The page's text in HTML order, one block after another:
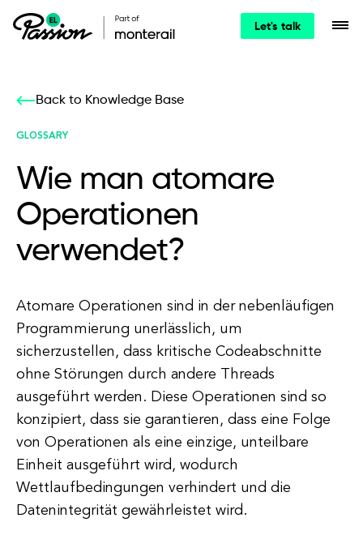
Let's talk
Back to Knowledge Base
GLOSSARY
Wie man atomare
Operationen
verwendet?
Atomare Operationen sind in der nebenläufigen
Programmierung unerlässlich, um
sicherzustellen, dass kritische Codeabschnitte
ohne Störungen durch andere Threads
ausgeführt werden. Diese Operationen sind so
konzipiert, dass sie garantieren, dass eine Folge
von Operationen als eine einzige, unteilbare
Einheit ausgeführt wird, wodurch
Wettlaufbedingungen verhindert und die
Datenintegrität gewährleistet wird.